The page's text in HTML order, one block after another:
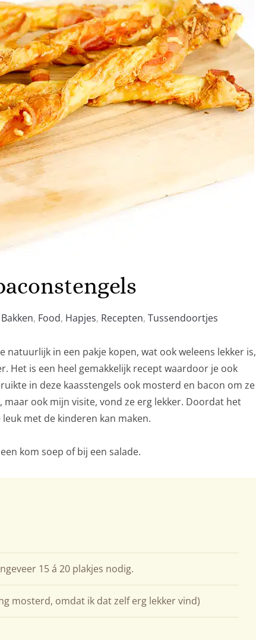
Bakken, Food, Hapjes, Recepten, Tussendoortjes
natuurlijk in een pakje kopen, wat ook weleens lekker is,
Het is een heel gemakkelijk recept waardoor je ook
in deze kaasstengels ook mosterd en bacon om ze
maar ook mijn visite, vond ze erg lekker. Doordat het
met de kinderen kan maken.
kom soep of bij een salade.
15 á 20 plakjes nodig.
mosterd, omdat ik dat zelf erg lekker vind)